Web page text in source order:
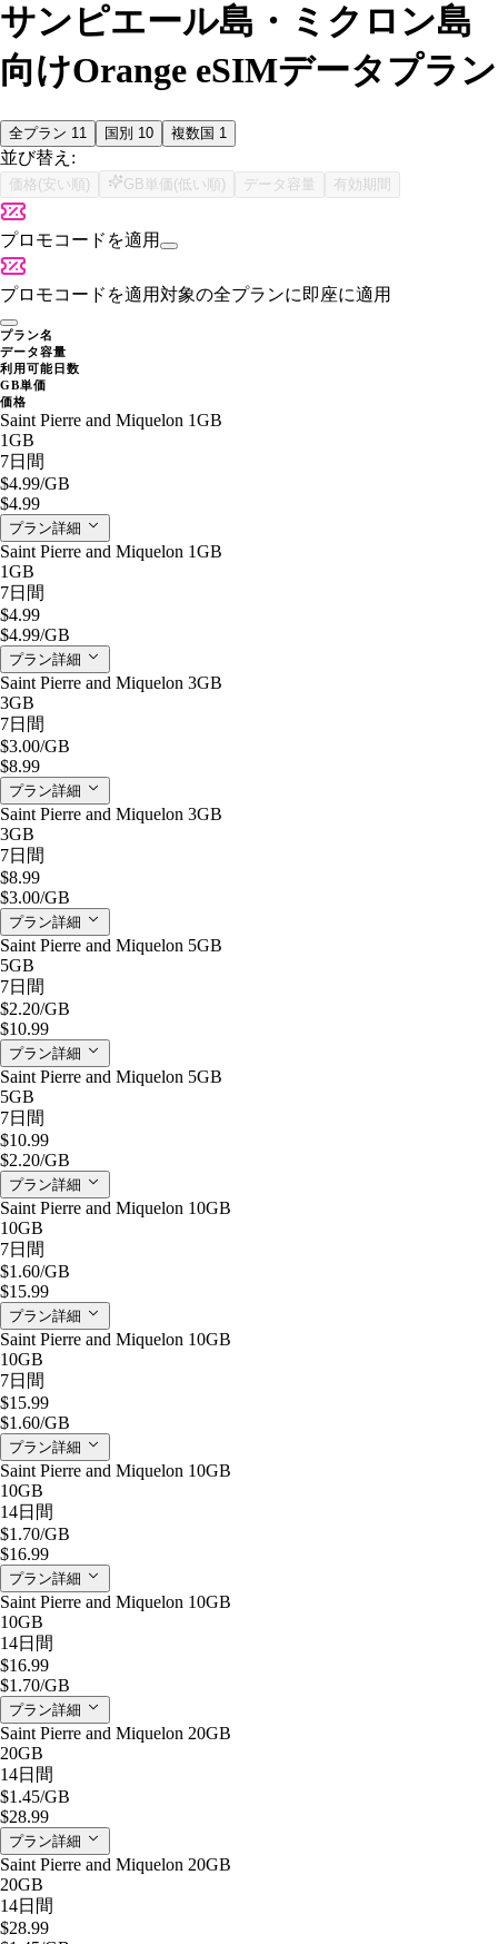
サンピエール島・ミクロン島
向けOrange eSIMデータプラン
全プラン 11 国別 10 複数国 1
並び替え:
価格(安い順) GB単価(低い順) データ容量 有効期間
プロモコードを適用
プロモコードを適用対象の全プランに即座に適用
プラン名
データ容量
利用可能日数
GB単価
価格
Saint Pierre and Miquelon 1GB
1GB
7日間
$4.99/GB
$4.99
プラン詳細
Saint Pierre and Miquelon 1GB
1GB
7日間
$4.99
$4.99/GB
プラン詳細
Saint Pierre and Miquelon 3GB
3GB
7日間
$3.00/GB
$8.99
プラン詳細
Saint Pierre and Miquelon 3GB
3GB
7日間
$8.99
$3.00/GB
プラン詳細
Saint Pierre and Miquelon 5GB
5GB
7日間
$2.20/GB
$10.99
プラン詳細
Saint Pierre and Miquelon 5GB
5GB
7日間
$10.99
$2.20/GB
プラン詳細
Saint Pierre and Miquelon 10GB
10GB
7日間
$1.60/GB
$15.99
プラン詳細
Saint Pierre and Miquelon 10GB
10GB
7日間
$15.99
$1.60/GB
プラン詳細
Saint Pierre and Miquelon 10GB
10GB
14日間
$1.70/GB
$16.99
プラン詳細
Saint Pierre and Miquelon 10GB
10GB
14日間
$16.99
$1.70/GB
プラン詳細
Saint Pierre and Miquelon 20GB
20GB
14日間
$1.45/GB
$28.99
プラン詳細
Saint Pierre and Miquelon 20GB
20GB
14日間
$28.99